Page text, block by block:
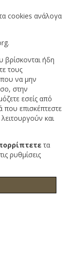
cookies ανάλογα
.
βρίσκονται ήδη
τους
να μην
στην
εσείς από
που επισκέπτεστε
και
τα
ρυθμίσεις